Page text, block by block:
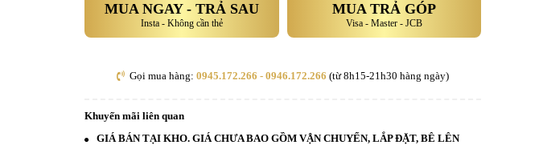
MUA NGAY - TRẢ SAU
Insta - Không cần thẻ
MUA TRẢ GÓP
Visa - Master - JCB
Gọi mua hàng: 0945.172.266 - 0946.172.266 (từ 8h15-21h30 hàng ngày)
Khuyến mãi liên quan
GIÁ BÁN TẠI KHO. GIÁ CHƯA BAO GỒM VẬN CHUYỂN, LẮP ĐẶT, BÊ LÊN